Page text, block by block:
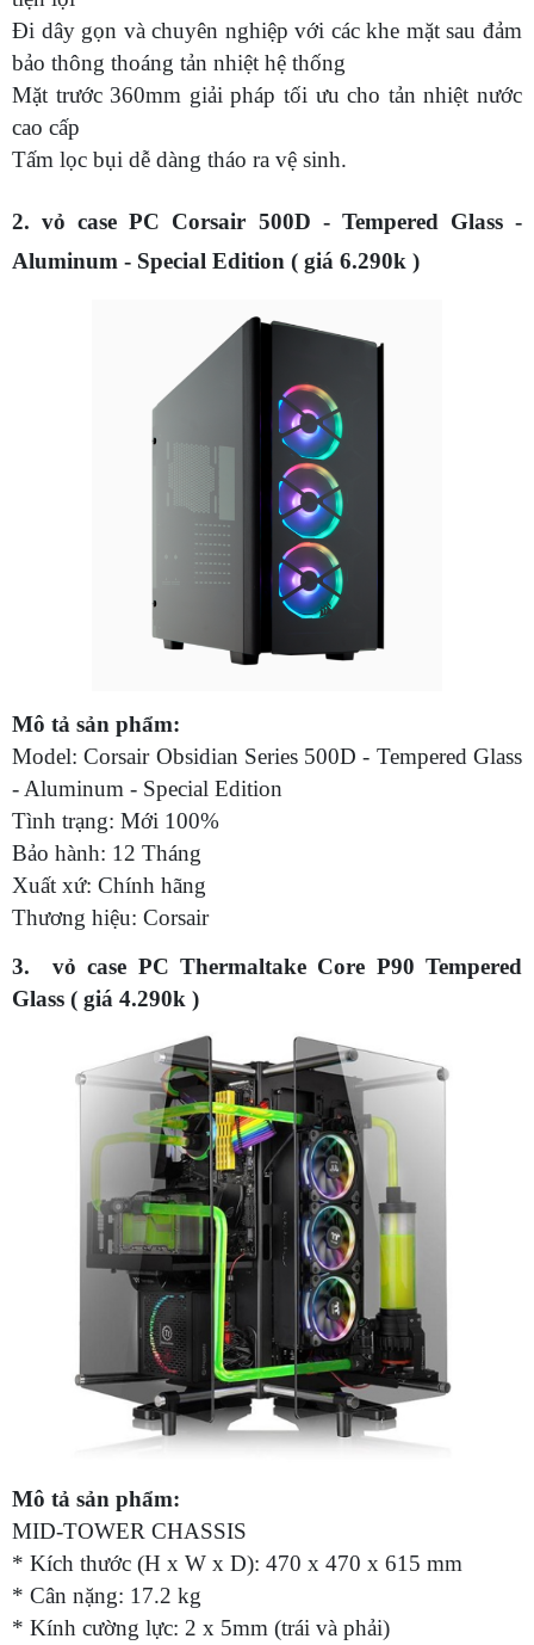
Đi dây gọn và chuyên nghiệp với các khe mặt sau đảm
bảo thông thoáng tản nhiệt hệ thống
Mặt trước 360mm giải pháp tối ưu cho tản nhiệt nước
cao cấp
Tấm lọc bụi dễ dàng tháo ra vệ sinh.
2. vỏ case PC Corsair 500D - Tempered Glass -
Aluminum - Special Edition ( giá 6.290k )
Mô tả sản phẩm:
Model: Corsair Obsidian Series 500D - Tempered Glass
- Aluminum - Special Edition
Tình trạng: Mới 100%
Bảo hành: 12 Tháng
Xuất xứ: Chính hãng
Thương hiệu: Corsair
3. vỏ case PC Thermaltake Core P90 Tempered
Glass ( giá 4.290k )
Mô tả sản phẩm:
MID-TOWER CHASSIS
* Kích thước (H x W x D): 470 x 470 x 615 mm
* Cân nặng: 17.2 kg
* Kính cường lực: 2 x 5mm (trái và phải)